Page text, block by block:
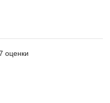
оценки